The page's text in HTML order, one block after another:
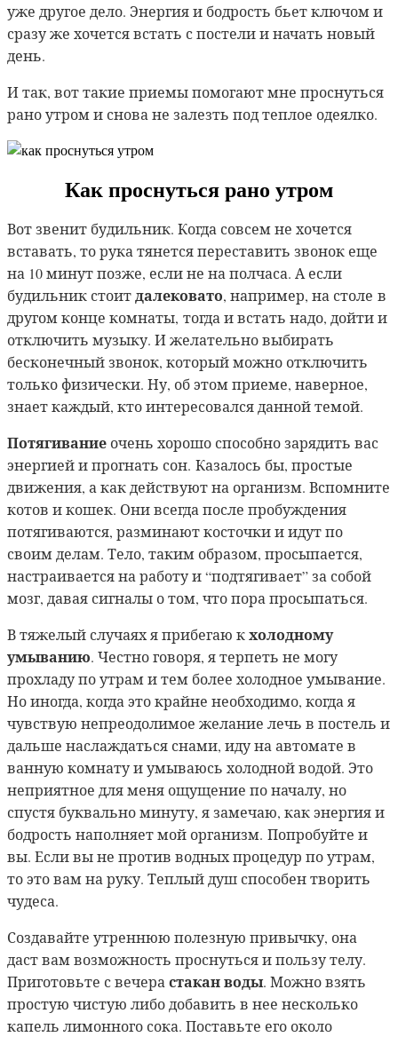
уже другое дело. Энергия и бодрость бьет ключом и
сразу же хочется встать с постели и начать новый
день.
И так, вот такие приемы помогают мне проснуться
рано утром и снова не залезть под теплое одеялко.
Как проснуться рано утром
Вот звенит будильник. Когда совсем не хочется
вставать, то рука тянется переставить звонок еще
на 10 минут позже, если не на полчаса. А если
будильник стоитдалековато, например, на столе в
другом конце комнаты, тогда и встать надо, дойти и
отключить музыку. И желательно выбирать
бесконечный звонок, который можно отключить
только физически. Ну, об этом приеме, наверное,
знает каждый, кто интересовался данной темой.
Потягивание очень хорошо способно зарядить вас
энергией и прогнать сон. Казалось бы, простые
движения, а как действуют на организм. Вспомните
котов и кошек. Они всегда после пробуждения
потягиваются, разминают косточки и идут по
своим делам. Тело, таким образом, просыпается,
настраивается на работу и “подтягивает” за собой
мозг, давая сигналы о том, что пора просыпаться.
В тяжелый случаях я прибегаю кхолодному
умыванию. Честно говоря, я терпеть не могу
прохладу по утрам и тем более холодное умывание.
Но иногда, когда это крайне необходимо, когда я
чувствую непреодолимое желание лечь в постель и
дальше наслаждаться снами, иду на автомате в
ванную комнату и умываюсь холодной водой. Это
неприятное для меня ощущение по началу, но
спустя буквально минуту, я замечаю, как энергия и
бодрость наполняет мой организм. Попробуйте и
вы. Если вы не против водных процедур по утрам,
то это вам на руку. Теплый душ способен творить
чудеса.
Создавайте утреннюю полезную привычку, она
даст вам возможность проснуться и пользу телу.
Приготовьте с вечера стакан воды. Можно взять
простую чистую либо добавить в нее несколько
капель лимонного сока. Поставьте его около